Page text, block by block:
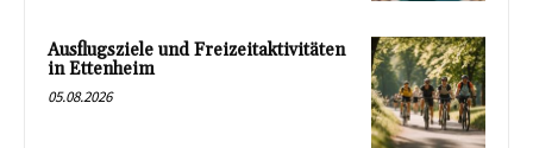
Ausflugsziele und Freizeitaktivitäten
in Ettenheim
05.08.2026